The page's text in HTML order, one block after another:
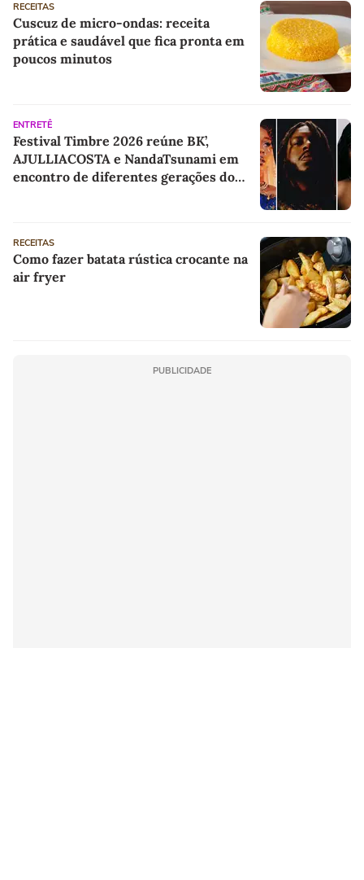
RECEITAS
Cuscuz de micro-ondas: receita
prática e saudável que fica pronta em
poucos minutos
ENTRETÊ
Festival Timbre 2026 reúne BK’,
AJULLIACOSTA e NandaTsunami em
encontro de diferentes gerações do
RECEITAS
Como fazer batata rústica crocante na
air fryer
PUBLICIDADE